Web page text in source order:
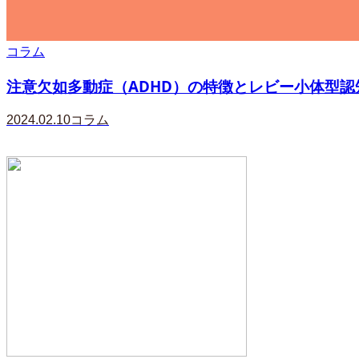
コラム
注意欠如多動症（ADHD）の特徴とレビー小体型
2024.02.10コラム